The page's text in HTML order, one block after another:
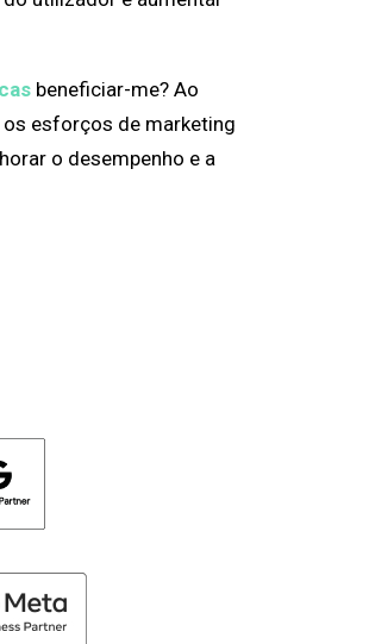
beneficiar-me? Ao
os esforços de marketing
o desempenho e a